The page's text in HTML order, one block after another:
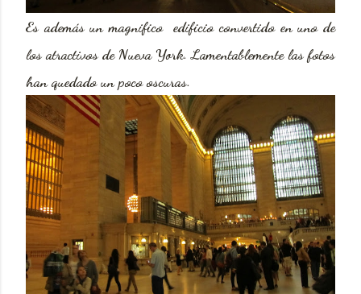
Es además un magnifico edificio convertido en uno de
los atractivos de Nueva York. Lamentablemente las fotos
han quedado un poco oscuras.